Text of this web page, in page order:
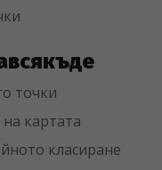
точки
картата
класиране